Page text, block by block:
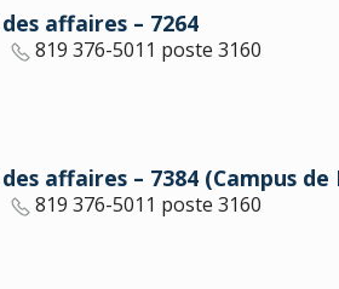
affaires – 7264
819 376-5011 poste 3160
affaires – 7384 (Campus
819 376-5011 poste 3160